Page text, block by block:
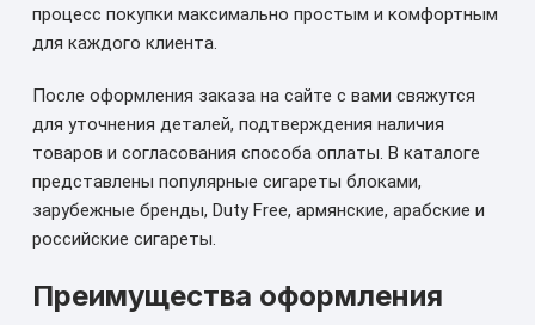
процесс покупки максимально простым и комфортным
для каждого клиента.
После оформления заказа на сайте с вами свяжутся
для уточнения деталей, подтверждения наличия
товаров и согласования способа оплаты. В каталоге
представлены популярные сигареты блоками,
зарубежные бренды, Duty Free, армянские, арабские и
российские сигареты.
Преимущества оформления